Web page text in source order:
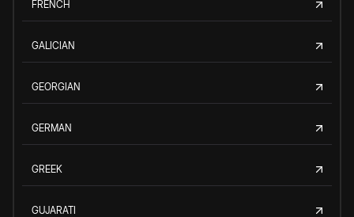
FRENCH
GALICIAN
GEORGIAN
GERMAN
GREEK
GUJARATI